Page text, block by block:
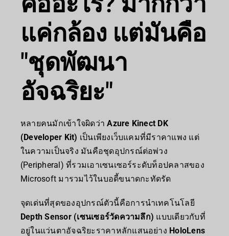
แค่กล้อง แต่มันคือ
"ชุดพัฒนา
อัจฉริยะ"
หลายคนมักเข้าใจผิดว่าAzure Kinect DK
(Developer Kit) เป็นเพียงเว็บแคมที่มีราคาแพง แต่
ในความเป็นจริง มันคือชุดอุปกรณ์ต่อพ่วง
(Peripheral) ที่รวมเอาเซนเซอร์ระดับท็อปคลาสของ
Microsoft มารวมไว้ในบอดี้ขนาดกะทัดรัด
จุดเด่นที่สุดของอุปกรณ์ตัวนี้คือการนำเทคโนโลยี
Depth Sensor (เซนเซอร์วัดความลึก) แบบเดียวกับที่
อยู่ในแว่นตาอัจฉริยะราคาหลักแสนอย่าง HoloLens